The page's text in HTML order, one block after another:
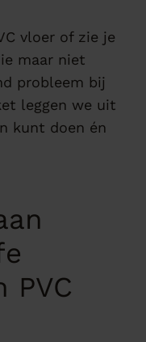
vloer of zie je
maar niet
probleem bij
leggen we uit
kunt doen én
PVC